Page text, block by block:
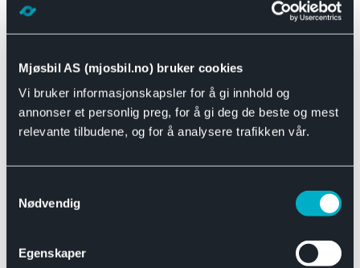
Mjøsbil AS (mjosbil.no) bruker cookies
Vi bruker informasjonskapsler for å gi innhold og
annonser et personlig preg, for å gi deg de beste og mest
relevante tilbudene, og for å analysere trafikken vår.
Nødvendig
Egenskaper
Motor og drivverk
Se alle Universal
Bremsedeler
Se alle Bremsedeler
Bremsenippler
Drivline og motor
Se alle Drivline og motor
Eksosanlegg